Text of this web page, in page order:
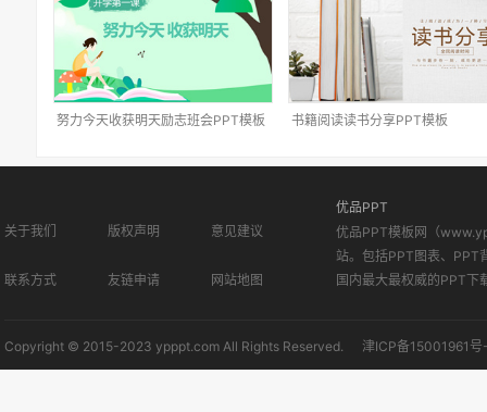
努力今天收获明天励志班会PPT模板 书籍阅读读书分享PPT模板
关于我们 版权声明 意见建议
联系方式 友链申请 网站地图
优品PPT
优品PPT模板网（
站。包括PPT图表、PPT
国内最大最权威的PPT下
Copyright © 2015-2023 ypppt.com All Rights Reserved. 津ICP备15001961号